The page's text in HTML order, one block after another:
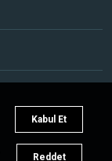
Kabul Et
Reddet